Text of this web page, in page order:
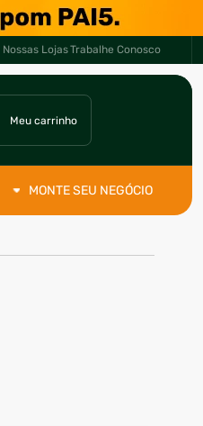
Nossas LojasTrabalhe Conosco
MONTE SEU NEGÓCIO